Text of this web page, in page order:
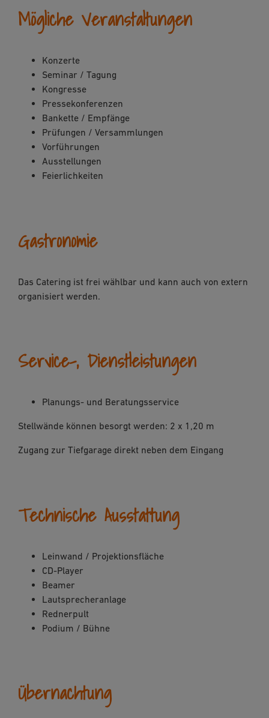
Mögliche Veranstaltungen
Konzerte
Seminar / Tagung
Kongresse
Pressekonferenzen
Bankette / Empfänge
Prüfungen / Versammlungen
Vorführungen
Ausstellungen
Feierlichkeiten
Gastronomie
Das Catering ist frei wählbar und kann auch von extern
organisiert werden.
Service-, Dienstleistungen
Planungs- und Beratungsservice
Stellwände können besorgt werden: 2 x 1,20 m
Zugang zur Tiefgarage direkt neben dem Eingang
Technische Ausstattung
Leinwand / Projektionsfläche
CD-Player
Beamer
Lautsprecheranlage
Rednerpult
Podium / Bühne
Übernachtung